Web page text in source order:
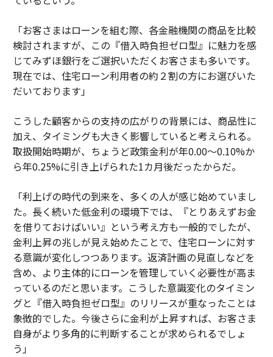
「お客さまはローンを組む際、各金融機関の商品を比較
検討されますが、この『借入時負担ゼロ型』に魅力を感
じてみずほ銀行をご選択いただくお客さまも多いです。
現在では、住宅ローン利用者の約２割の方にお選びいた
だいております」
こうした顧客からの支持の広がりの背景には、商品性に
加え、タイミングも大きく影響していると考えられる。
取扱開始時期が、ちょうど政策金利が年0.00〜0.10%か
ら年0.25%に引き上げられた1カ月後だったからだ。
「利上げの時代の到来を、多くの人が感じ始めていまし
た。長く続いた低金利の環境下では、『とりあえずお金
を借りておけばいい』という考え方も一般的でしたが、
金利上昇の兆しが見え始めたことで、住宅ローンに対す
る意識が変化しつつあります。返済計画の見直しなどを
含め、より主体的にローンを管理していく必要性が高ま
っているのだと思います。こうした意識変化のタイミン
グと『借入時負担ゼロ型』のリリースが重なったことは
象徴的でした。今後さらに金利が上昇すれば、お客さま
自身がより多角的に判断することが求められるでしょ
う」